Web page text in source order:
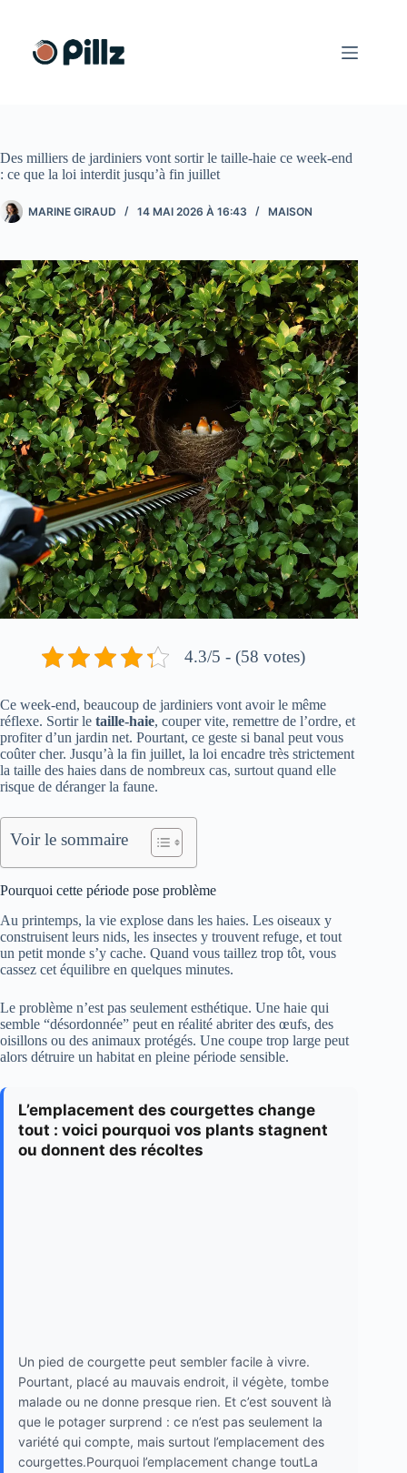
contenu
Des milliers de jardiniers vont sortir le taille-haie ce week-end
: ce que la loi interdit jusqu’à fin juillet
MARINE GIRAUD 14 MAI 2026 À 16:43 MAISON
4.3/5 - (58 votes)
Ce week-end, beaucoup de jardiniers vont avoir le même
réflexe. Sortir le taille-haie, couper vite, remettre de l’ordre, et
profiter d’un jardin net. Pourtant, ce geste si banal peut vous
coûter cher. Jusqu’à la fin juillet, la loi encadre très strictement
la taille des haies dans de nombreux cas, surtout quand elle
risque de déranger la faune.
Voir le sommaire
Pourquoi cette période pose problème
Au printemps, la vie explose dans les haies. Les oiseaux y
construisent leurs nids, les insectes y trouvent refuge, et tout
un petit monde s’y cache. Quand vous taillez trop tôt, vous
cassez cet équilibre en quelques minutes.
Le problème n’est pas seulement esthétique. Une haie qui
semble “désordonnée” peut en réalité abriter des œufs, des
oisillons ou des animaux protégés. Une coupe trop large peut
alors détruire un habitat en pleine période sensible.
L’emplacement des courgettes change
tout : voici pourquoi vos plants stagnent
ou donnent des récoltes
Un pied de courgette peut sembler facile à vivre.
Pourtant, placé au mauvais endroit, il végète, tombe
malade ou ne donne presque rien. Et c’est souvent là
que le potager surprend : ce n’est pas seulement la
variété qui compte, mais surtout l’emplacement des
courgettes.Pourquoi l’emplacement change toutLa